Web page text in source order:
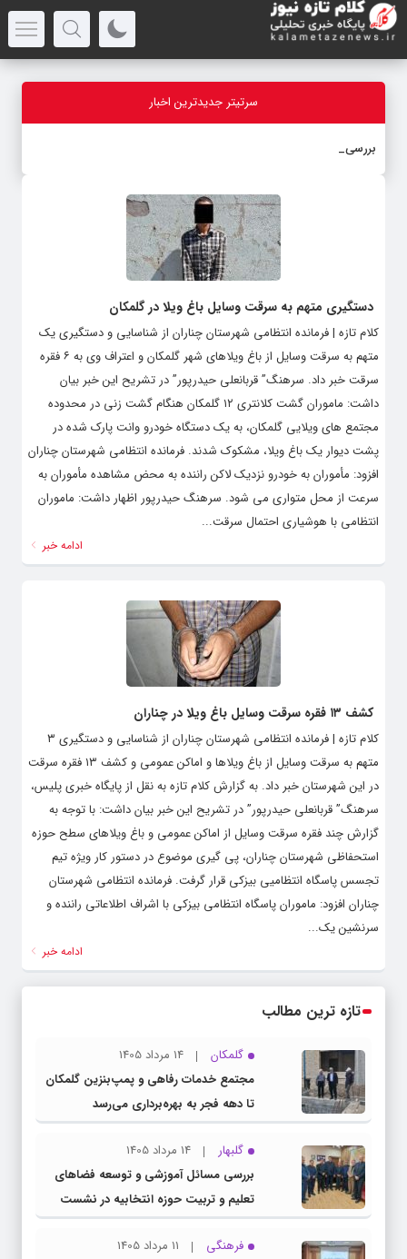
سرتیتر جدیدترین اخبار
بررسی مسائل
دستگیری متهم به سرقت وسایل باغ ویلا در گلمکان
کلام تازه | فرمانده انتظامی شهرستان چناران از شناسایی و دستگیری یک
متهم به سرقت وسایل از باغ ویلاهای شهر گلمکان و اعتراف وی به ۶ فقره
سرقت خبر داد. سرهنگ” قربانعلی حیدرپور” در تشریح این خبر بیان
داشت: ماموران گشت کلانتری ۱۲ گلمکان هنگام گشت زنی در محدوده
مجتمع های ویلایی گلمکان، ‌به یک دستگاه خودرو وانت پارک شده در
پشت دیوار یک باغ ویلا، مشکوک شدند. فرمانده انتظامی شهرستان چناران
افزود: مأموران به خودرو نزدیک لاکن راننده به محض مشاهده مأموران به
سرعت از محل متواری می شود. سرهنگ حیدرپور اظهار داشت: ماموران
انتظامی با هوشیاری احتمال سرقت...
ادامه خبر
کشف ۱۳ فقره سرقت وسایل باغ ویلا در چناران
کلام تازه | فرمانده انتظامی شهرستان چناران از شناسایی و دستگیری ۳
متهم به سرقت وسایل از باغ ویلاها و اماکن عمومی و کشف ۱۳ فقره سرقت
در این شهرستان خبر داد. به گزارش کلام تازه به نقل از پایگاه خبری پلیس،
سرهنگ” قربانعلی حیدرپور” در تشریح این خبر بیان داشت: با توجه به
گزارش چند فقره سرقت وسایل از اماکن عمومی و باغ ویلاهای سطح حوزه
استحفاظی شهرستان چناران، پی گیری موضوع در دستور کار ویژه تیم
تجسس پاسگاه انتظامیی بیزکی قرار گرفت. فرمانده انتظامی شهرستان
چناران افزود: ماموران پاسگاه انتظامی بیزکی با اشراف اطلاعاتی راننده و
سرنشین یک...
ادامه خبر
تازه ترین مطالب
گلمکان
14 مرداد 1405
مجتمع خدمات رفاهی و پمپ‌بنزین گلمکان
تا دهه فجر به بهره‌برداری می‌رسد
گلبهار
14 مرداد 1405
بررسی مسائل آموزشی و توسعه فضاهای
تعلیم و تربیت حوزه انتخابیه در نشست
مشترک عضو کمیسیون آموزش مجلس با
مدیرکل آموزش و پرورش خراسان رضوی
فرهنگی
11 مرداد 1405